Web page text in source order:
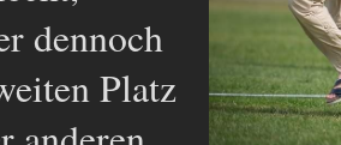
dennoch
Platz